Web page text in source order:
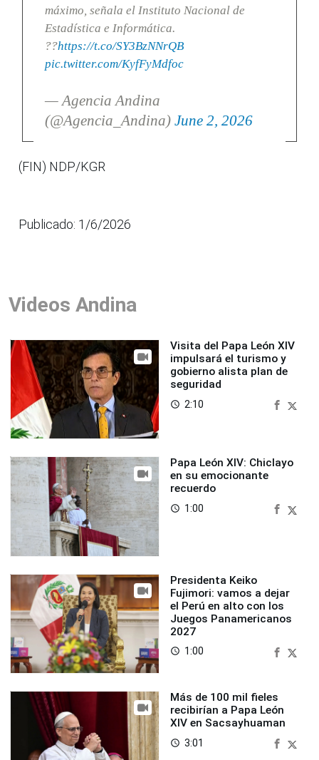
máximo, señala el Instituto Nacional de
Estadística e Informática.
??https://t.co/SY3BzNNrQB
pic.twitter.com/KyfFyMdfoc
— Agencia Andina
(@Agencia_Andina) June 2, 2026
(FIN) NDP/KGR
Publicado: 1/6/2026
Videos Andina
Visita del Papa León XIV
impulsará el turismo y
gobierno alista plan de
seguridad
access_time 2:10
Papa León XIV: Chiclayo
en su emocionante
recuerdo
access_time 1:00
Presidenta Keiko
Fujimori: vamos a dejar
el Perú en alto con los
Juegos Panamericanos
2027
access_time 1:00
Más de 100 mil fieles
recibirían a Papa León
XIV en Sacsayhuaman
access_time 3:01